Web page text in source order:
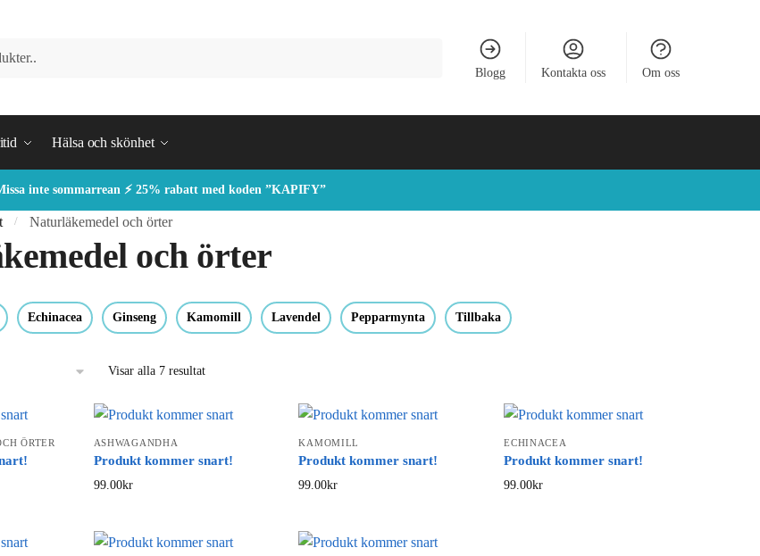
Blogg Kontakta oss Om oss
Hälsa och skönhet
inte sommarrean ⚡ 25% rabatt med koden ”KAPIFY”
/ Naturläkemedel och örter
och örter
Echinacea Ginseng Kamomill Lavendel Pepparmynta Tillbaka
Visar alla 7 resultat
ÖRTER ASHWAGANDHA
Produkt kommer snart!
99.00kr
KAMOMILL
Produkt kommer snart!
99.00kr
ECHINACEA
Produkt kommer snart!
99.00kr